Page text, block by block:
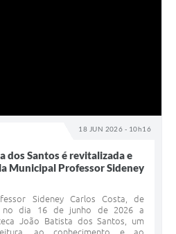
18 JUN 2026 - 10h16
dos Santos é revitalizada e
Municipal Professor Sideney
Sideney Carlos Costa, de
no dia 16 de junho de 2026 a
João Batista dos Santos, um
ao conhecimento e ao